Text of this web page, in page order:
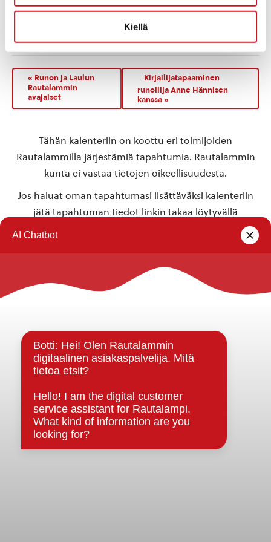
Kiellä
Rautalammintie 4
+ Google Map
Näytä Tapahtumapaikka WWW-sivusto
« Runon ja Laulun
Rautalammin
avajaiset
Kirjailijatapaaminen
runoilija Anne Hännisen
kanssa»
Tähän kalenteriin on koottu eri toimijoiden
Rautalammilla järjestämiä tapahtumia. Rautalammin
kunta ei vastaa tietojen oikeellisuudesta.
Jos haluat oman tapahtumasi lisättäväksi kalenteriin
jätä tapahtuman tiedot linkin takaa löytyvällä
Rautalammin kunta
Strategiat, ohjelmat, ohjeet, suunnitelmat, säännöt ja
sopimukset
Asiakirjajulkisuuskuvaus
Evästeet
Saavutettavuusseloste
Tietosuoja
Tietosuojaselosteet